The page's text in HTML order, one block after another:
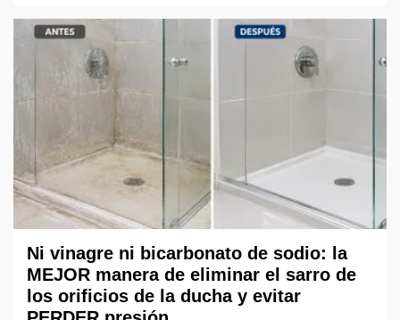
Ni vinagre ni bicarbonato de sodio: la
MEJOR manera de eliminar el sarro de
los orificios de la ducha y evitar